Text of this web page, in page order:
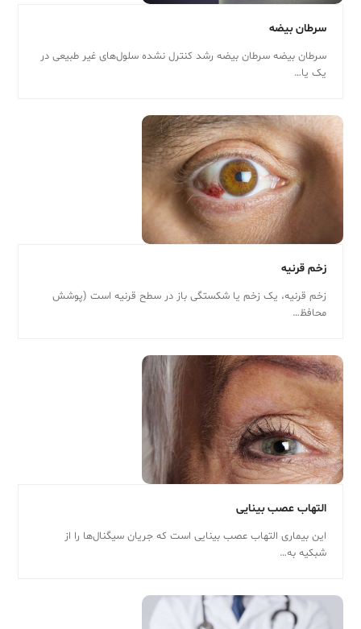
سرطان بیضه
سرطان بیضه سرطان بیضه رشد کنترل نشده سلول‌های غیر طبیعی در
یک یا…
زخم قرنیه
زخم قرنیه، یک زخم یا شکستگی باز در سطح قرنیه است (پوشش
محافظ…
التهاب عصب بینایی
این بیماری التهاب عصب بینایی است که جریان سیگنال‌ها را از
شبکیه به…